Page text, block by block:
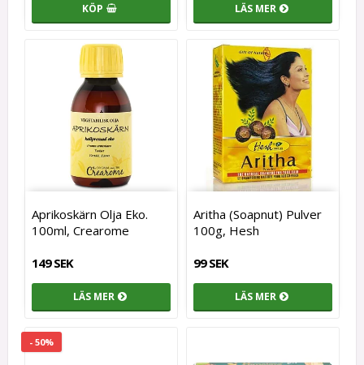
KÖP LÄS MER
Aprikoskärn Olja Eko.
100ml, Crearome
149 SEK
LÄS MER
Aritha (Soapnut) Pulver
100g, Hesh
99 SEK
LÄS MER
- 50%